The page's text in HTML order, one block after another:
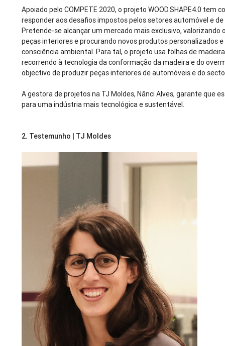
Apoiado pelo COMPETE 2020, o projeto WOOD.SHAPE4.0 tem
responder aos desafios impostos pelos setores automóvel e
Pretende-se alcançar um mercado mais exclusivo, valorizando
peças interiores e procurando novos produtos personalizados
consciência ambiental. Para tal, o projeto usa folhas de
recorrendo à tecnologia da conformação da madeira e do
objectivo de produzir peças interiores de automóveis e do
A gestora de projetos na TJ Moldes, Nânci Alves, garante que
para uma indústria mais tecnológica e sustentável.
2. Testemunho | TJ Moldes